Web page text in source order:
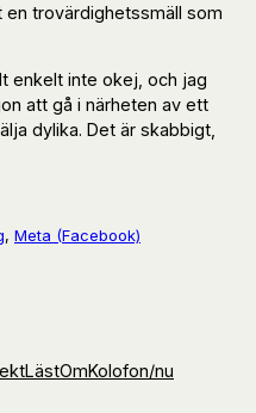
trovärdighetssmäll som
enkelt inte okej, och jag
att gå i närheten av ett
dylika. Det är skabbigt,
, Meta (Facebook)
LästOmKolofon/nu